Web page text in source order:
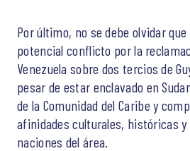
Por último, no se debe olvidar
potencial conflicto por la
Venezuela sobre dos tercios de
pesar de estar enclavado en
de la Comunidad del Caribe y
afinidades culturales, históricas
naciones del área.